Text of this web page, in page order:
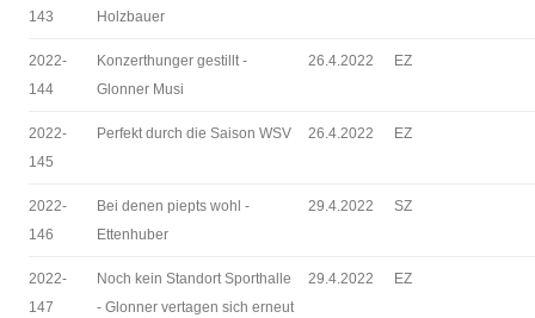
143
Holzbauer
2022-
144
Konzerthunger gestillt -
Glonner Musi
26.4.2022 EZ
2022-
145
Perfekt durch die Saison WSV 26.4.2022 EZ
2022-
146
Bei denen piepts wohl -
Ettenhuber
29.4.2022 SZ
2022-
147
Noch kein Standort Sporthalle
- Glonner vertagen sich erneut
29.4.2022 EZ